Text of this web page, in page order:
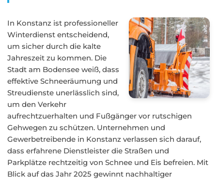
In Konstanz ist professioneller
Winterdienst entscheidend,
um sicher durch die kalte
Jahreszeit zu kommen. Die
Stadt am Bodensee weiß, dass
effektive Schneeräumung und
Streudienste unerlässlich sind,
um den Verkehr
aufrechtzuerhalten und Fußgänger vor rutschigen
Gehwegen zu schützen. Unternehmen und
Gewerbetreibende in Konstanz verlassen sich darauf,
dass erfahrene Dienstleister die Straßen und
Parkplätze rechtzeitig von Schnee und Eis befreien. Mit
Blick auf das Jahr 2025 gewinnt nachhaltiger